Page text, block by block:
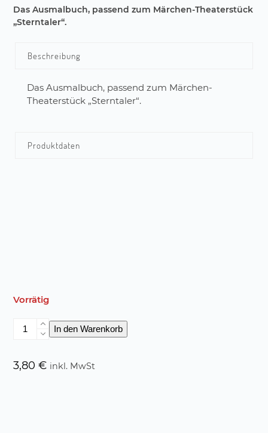
Das Ausmalbuch, passend zum Märchen-Theaterstück
„Sterntaler“.
Beschreibung
Das Ausmalbuch, passend zum Märchen-
Theaterstück „Sterntaler“.
Produktdaten
Vorrätig
Märchen
Ausmalbuch
Sterntaler
In den Warenkorb
3,80€ inkl. MwSt